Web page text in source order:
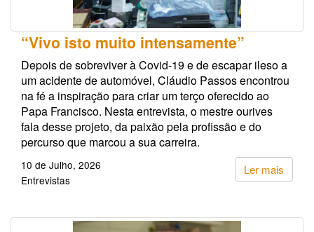
“Vivo isto muito intensamente”
Depois de sobreviver à Covid-19 e de escapar ileso a
um acidente de automóvel, Cláudio Passos encontrou
na fé a inspiração para criar um terço oferecido ao
Papa Francisco. Nesta entrevista, o mestre ourives
fala desse projeto, da paixão pela profissão e do
percurso que marcou a sua carreira.
Ler mais
10 de Julho, 2026
Entrevistas